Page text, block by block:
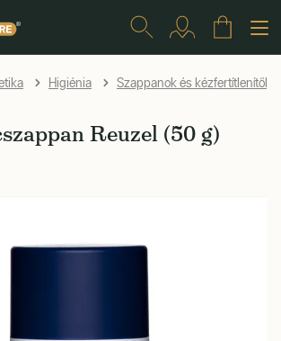
Higiénia Szappanok és kézfertítlenítők
Reuzel (50 g)